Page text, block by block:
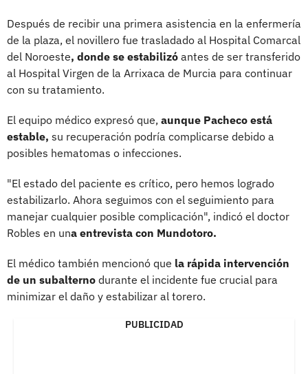
Después de recibir una primera asistencia en la enfermería
de la plaza, el novillero fue trasladado al Hospital Comarcal
del Noroeste, donde se estabilizó antes de ser transferido
al Hospital Virgen de la Arrixaca de Murcia para continuar
con su tratamiento.
El equipo médico expresó que, aunque Pacheco está
estable, su recuperación podría complicarse debido a
posibles hematomas o infecciones.
"El estado del paciente es crítico, pero hemos logrado
estabilizarlo. Ahora seguimos con el seguimiento para
manejar cualquier posible complicación", indicó el doctor
Robles en una entrevista con Mundotoro.
El médico también mencionó que la rápida intervención
de un subalterno durante el incidente fue crucial para
minimizar el daño y estabilizar al torero.
PUBLICIDAD